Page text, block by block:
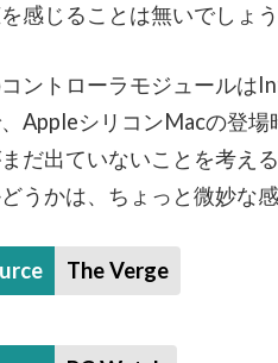
感じることは無いでしょう
ントローラモジュールは
AppleシリコンMacの登
だ出ていないことを考え
うかは、ちょっと微妙な感
The Verge